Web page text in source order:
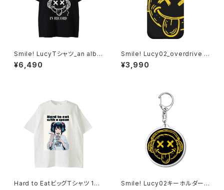
Smile! LucyTシャツ_an albin
o 1014-230221290
¥6,490
Smile! Lucy02_overdrive i
Phoneケース 1020-2411260
82
¥3,990
Hard to EatビッグTシャツ 101
Smile! Lucy02キーホルダー 1